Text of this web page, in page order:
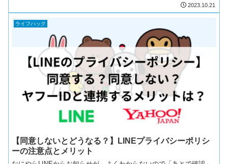
2023.10.21
ライフハック
【同意しないとどうなる？】LINEプライバシーポリシ
ーの注意点とメリット